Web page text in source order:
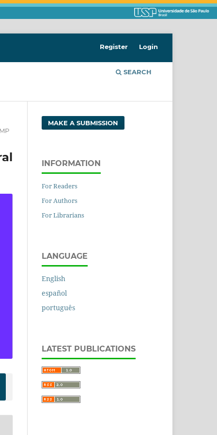
SEARCH
Register Login
MAKE A SUBMISSION
INFORMATION
For Readers
For Authors
For Librarians
LANGUAGE
English
español
português
LATEST PUBLICATIONS